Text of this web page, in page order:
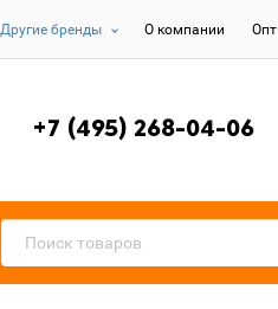
Другие бренды О компании Опт
+7 (495) 268-04-06